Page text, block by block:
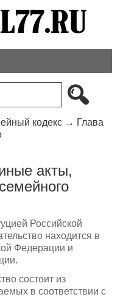
кодекс→ Глава
акты,
Российской
находится в
Федерации и
состоит из
в соответствии с